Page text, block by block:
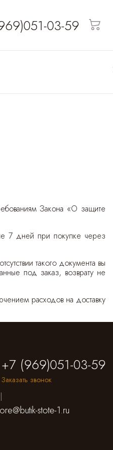
03-59
Закона «О защите
7 дней при покупке через
такого документа вы
под заказ, возврату не
расходов на доставку
+7 (969)051-03-59
Заказать звонок
stote-1.ru